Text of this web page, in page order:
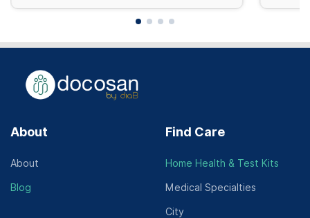
About
About
Blog
Find Care
Home Health & Test Kits
Medical Specialties
City